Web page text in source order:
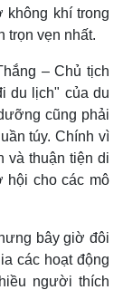
không khí trong
trọn vẹn nhất.
– Chủ tịch
du lịch" của du
cũng phải
túy. Chính vì
và thuận tiện di
hội cho các mô
bây giờ đôi
các hoạt động
người thích